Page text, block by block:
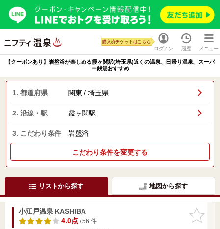
ログイン
購入済チケットはこちら
履歴 メニュー
【クーポンあり】岩盤浴が楽しめる霞ヶ関駅(埼玉県)近くの温泉、日帰り温泉、スーパ
ー銭湯おすすめ
1. 都道府県 関東 / 埼玉県
2. 沿線・駅 霞ヶ関駅
3. こだわり条件 岩盤浴
こだわり条件を変更する
リストから探す 地図から探す
お気に入
りに追加
小江戸温泉 KASHIBA
4.0点/ 56 件